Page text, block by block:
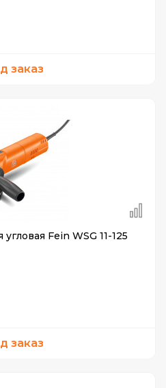
заказ
Fein WSG 11-125
заказ